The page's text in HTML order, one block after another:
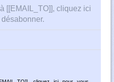
[[EMAIL_TO]], cliquez ici
.